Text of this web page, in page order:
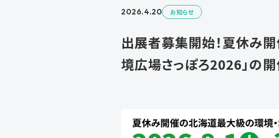
2026.4.20 お知らせ
出展者募集開始！夏休み
境広場さっぽろ2026」の開